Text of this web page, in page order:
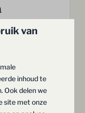
en piccolo
van
inhoud te
Ook delen we
site met onze